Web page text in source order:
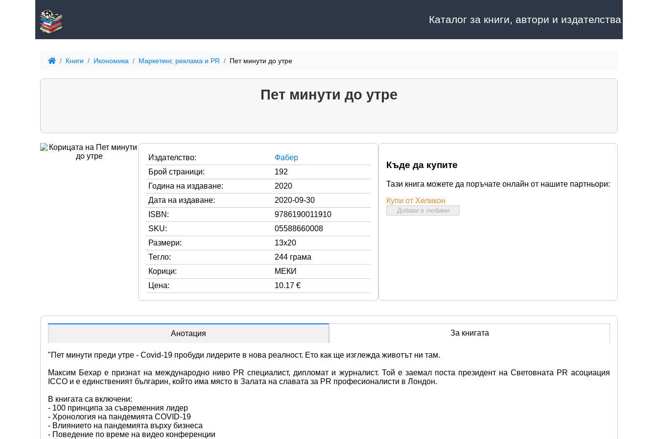
Каталог за книги, автори и издателства
Книги Икономика Маркетинг, реклама и PR Пет минути до утре
Пет минути до утре
Издателство:
Фабер
Брой страници:
192
Година на издаване:
2020
Дата на издаване:
2020-09-30
ISBN:
9786190011910
SKU:
05588660008
Размери:
13x20
Тегло:
244 грама
Корици:
МЕКИ
Цена:
10.17 €
Къде да купите
Тази книга можете да поръчате онлайн от нашите партньори:
Купи от Хеликон
Добави в любими
Анотация За книгата
"Пет минути преди утре - Covid-19 пробуди лидерите в нова реалност. Ето как ще изглежда животът ни там.
Максим Бехар е признат на международно ниво PR специалист, дипломат и журналист. Той е заемал поста президент на Световната PR асоциация
ICCO и е единственият българин, който има място в Залата на славата за PR професионалисти в Лондон.
В книгата са включени:
- 100 принципа за съвременния лидер
- Хронология на пандемията COVID-19
- Влиянието на пандемията върху бизнеса
- Поведение по време на видео конференции